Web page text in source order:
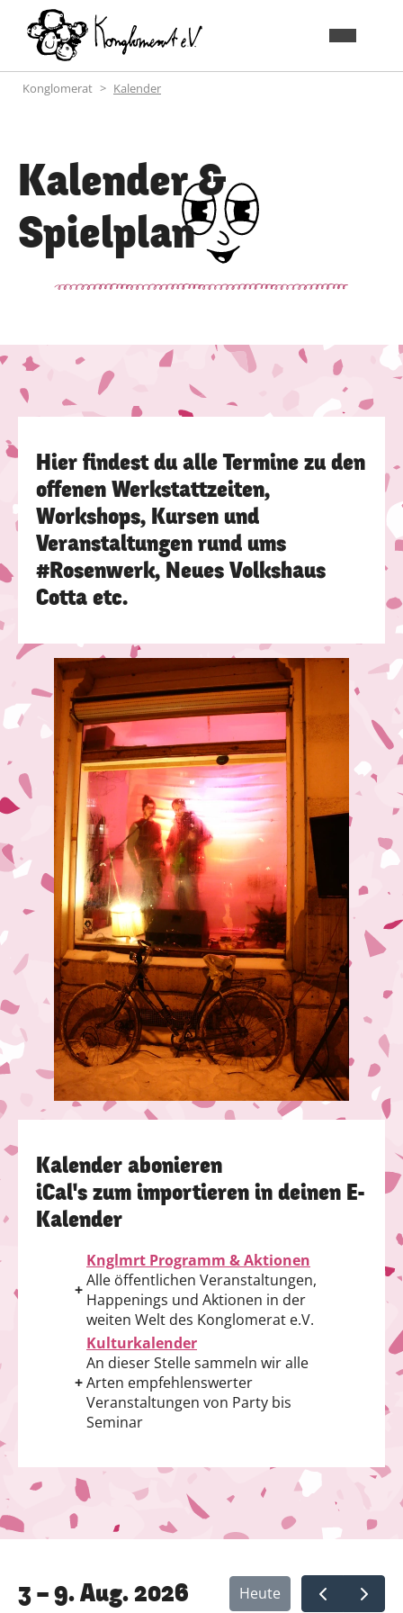
Konglomerat Kalender
Kalender &
Spielplan
Hier findest du alle Termine zu den
offenen Werkstattzeiten,
Workshops, Kursen und
Veranstaltungen rund ums
#Rosenwerk, Neues Volkshaus
Cotta etc.
Kalender abonieren
iCal's zum importieren in deinen E-
Kalender
+
Knglmrt Programm & Aktionen
Alle öffentlichen Veranstaltungen,
Happenings und Aktionen in der
weiten Welt des Konglomerat e.V.
+
Kulturkalender
An dieser Stelle sammeln wir alle
Arten empfehlenswerter
Veranstaltungen von Party bis
Seminar
3 – 9. Aug. 2026 Heute